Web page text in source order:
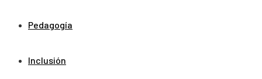
Pedagogía
Inclusión